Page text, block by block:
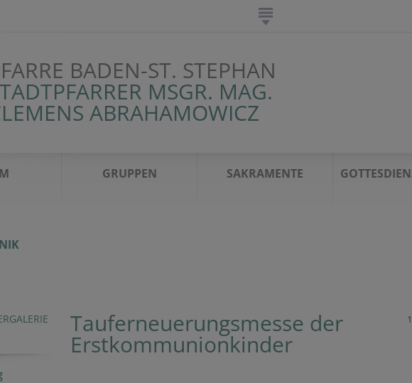
BADEN-ST. STEPHAN
MSGR. MAG.
ABRAHAMOWICZ
GRUPPEN SAKRAMENTE
Tauferneuerungsmesse der
Erstkommunionkinder